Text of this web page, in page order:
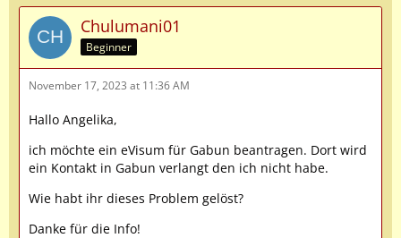
Chulumani01
Beginner
November 17, 2023 at 11:36 AM
Hallo Angelika,
ich möchte ein eVisum für Gabun beantragen. Dort wird
ein Kontakt in Gabun verlangt den ich nicht habe.
Wie habt ihr dieses Problem gelöst?
Danke für die Info!